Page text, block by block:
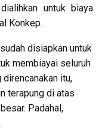
untuk biaya
Konkep.
disiapkan untuk
membiayai seluruh
itu,
terapung di atas
Padahal,